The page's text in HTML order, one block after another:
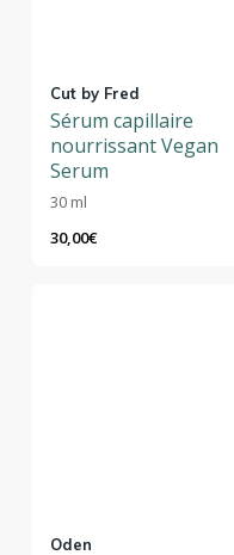
Cut by Fred
Sérum capillaire
nourrissant Vegan
Serum
30 ml
30,00€
Oden